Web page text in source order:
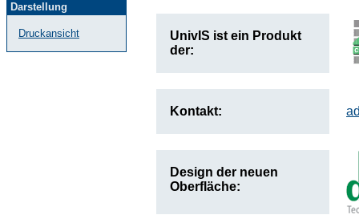
Darstellung
Druckansicht
UnivIS ist ein Produkt
der:
Kontakt:
Design der neuen
Oberfläche: